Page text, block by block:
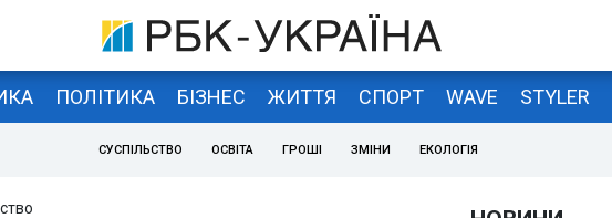
ПОЛІТИКА БІЗНЕС ЖИТТЯ СПОРТ WAVE STYLER
СУСПІЛЬСТВО ОСВІТА ГРОШІ ЗМІНИ ЕКОЛОГІЯ